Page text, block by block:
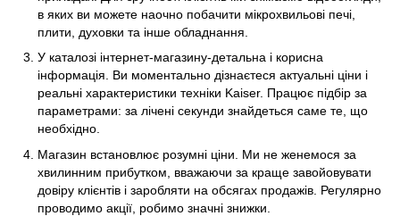
в яких ви можете наочно побачити мікрохвильові печі,
плити, духовки та інше обладнання.
У каталозі інтернет-магазину-детальна і корисна
інформація. Ви моментально дізнаєтеся актуальні ціни і
реальні характеристики техніки Kaiser. Працює підбір за
параметрами: за лічені секунди знайдеться саме те, що
необхідно.
Магазин встановлює розумні ціни. Ми не женемося за
хвилинним прибутком, вважаючи за краще завойовувати
довіру клієнтів і заробляти на обсягах продажів. Регулярно
проводимо акції, робимо значні знижки.